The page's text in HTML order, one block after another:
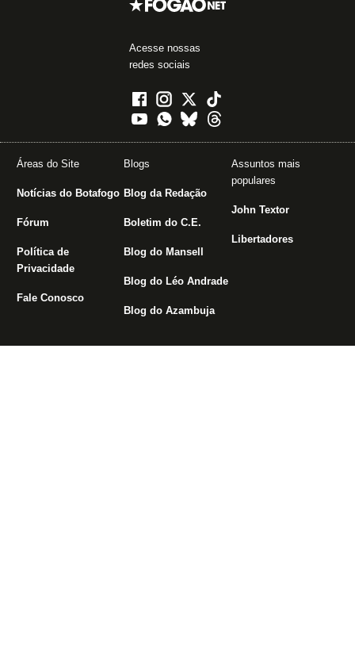
Acesse nossas
redes sociais
Áreas do Site
Notícias do Botafogo
Fórum
Política de
Privacidade
Fale Conosco
Blogs
Blog da Redação
Boletim do C.E.
Blog do Mansell
Blog do Léo Andrade
Blog do Azambuja
Assuntos mais
populares
John Textor
Libertadores